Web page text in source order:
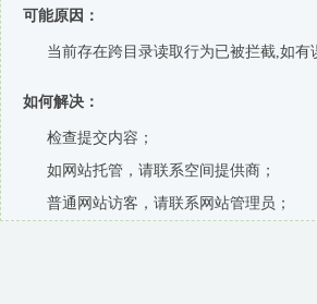
可能原因：
当前存在跨目录读取行为已被拦截,如
如何解决：
检查提交内容；
如网站托管，请联系空间提供商；
普通网站访客，请联系网站管理员；